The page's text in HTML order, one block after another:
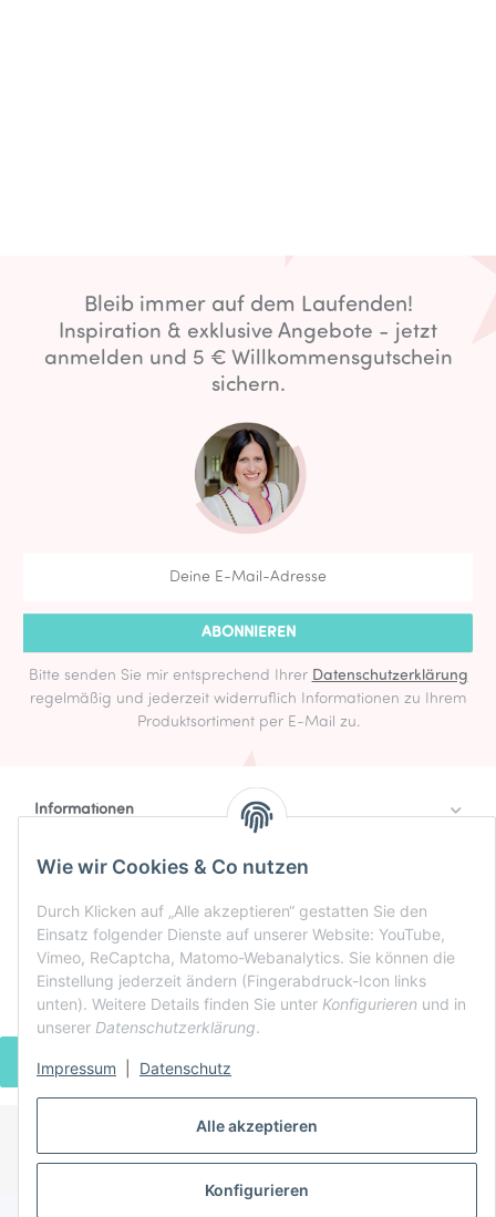
Alle akzeptieren
Konfigurieren
Wie wir Cookies & Co nutzen
Durch Klicken auf „Alle akzeptieren“ gestatten Sie den
Einsatz folgender Dienste auf unserer Website: YouTube,
Vimeo, ReCaptcha, Matomo-Webanalytics. Sie können die
Einstellung jederzeit ändern (Fingerabdruck-Icon links
unten). Weitere Details finden Sie unter Konfigurieren und in
unserer Datenschutzerklärung.
Impressum Datenschutz
Bleib immer auf dem Laufenden!
Inspiration & exklusive Angebote - jetzt
anmelden und 5 € Willkommensgutschein
sichern.
ABONNIEREN
Bitte senden Sie mir entsprechend Ihrer Datenschutzerklärung
regelmäßig und jederzeit widerruflich Informationen zu Ihrem
Produktsortiment per E-Mail zu.
Informationen
Zahlung & Versand
VERTRAG WIDERRUFEN
* Alle Preise inkl. gesetzlicher USt., zzgl.Versand